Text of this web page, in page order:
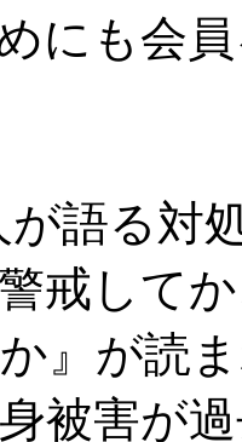
にも会
語る対
戒して
』が読
被害が